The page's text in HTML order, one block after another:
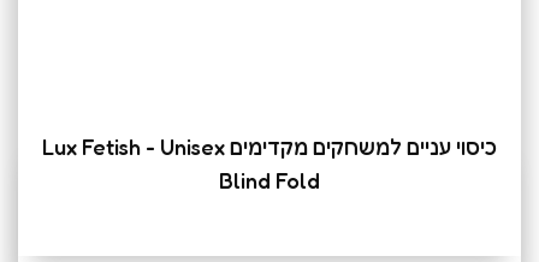
כיסוי עניים למשחקים מקדימים Lux Fetish - Unisex
Blind Fold